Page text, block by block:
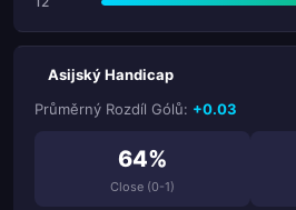
Asijský Handicap
Průměrný Rozdíl Gólů: +0.03
64%
Close (0-1)